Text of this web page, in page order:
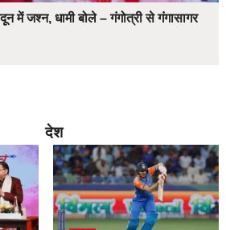
में जश्न, धामी बोले – गंगोत्री से गंगासागर
देश